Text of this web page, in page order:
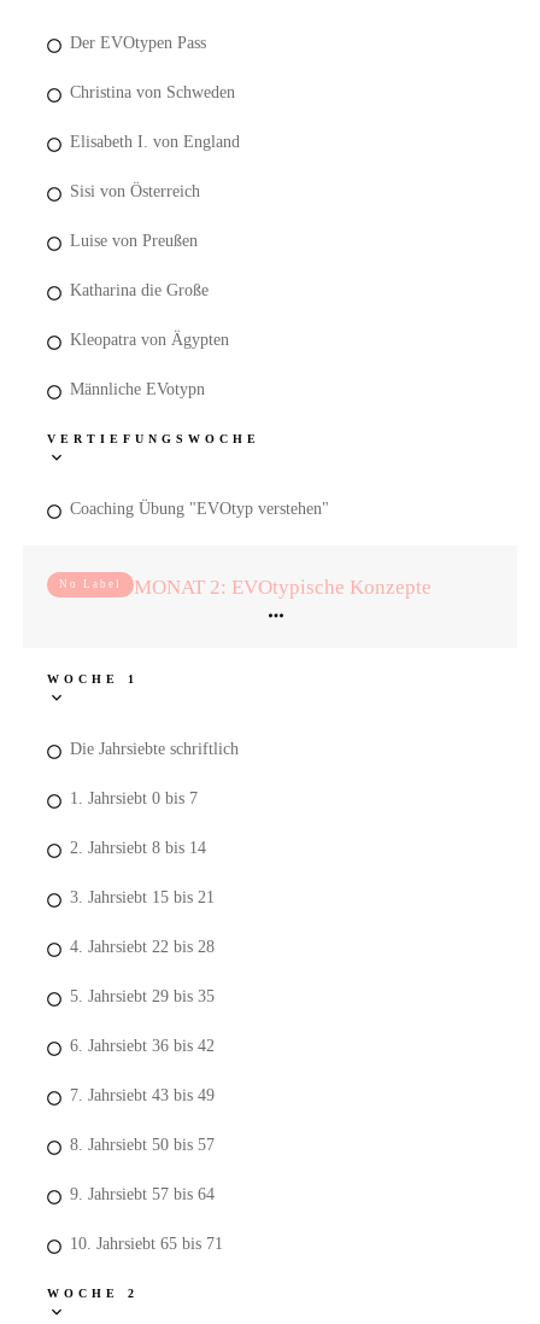
Der EVOtypen Pass
Christina von Schweden
Elisabeth I. von England
Sisi von Österreich
Luise von Preußen
Katharina die Große
Kleopatra von Ägypten
Männliche EVotypn
VERTIEFUNGSWOCHE
Coaching Übung "EVOtyp verstehen"
No Label MONAT 2: EVOtypische Konzepte
WOCHE 1
Die Jahrsiebte schriftlich
1. Jahrsiebt 0 bis 7
2. Jahrsiebt 8 bis 14
3. Jahrsiebt 15 bis 21
4. Jahrsiebt 22 bis 28
5. Jahrsiebt 29 bis 35
6. Jahrsiebt 36 bis 42
7. Jahrsiebt 43 bis 49
8. Jahrsiebt 50 bis 57
9. Jahrsiebt 57 bis 64
10. Jahrsiebt 65 bis 71
WOCHE 2